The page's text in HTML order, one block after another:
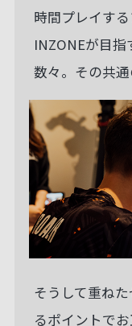
時間プレイす
INZONEが目
数々。その共通
そうして重ね
るポイントで